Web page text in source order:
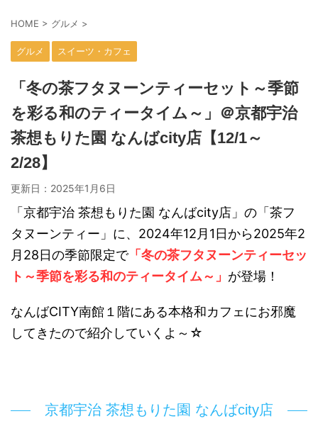
HOME > グルメ >
グルメ スイーツ・カフェ
「冬の茶フタヌーンティーセット～季節
を彩る和のティータイム～」＠京都宇治
茶想もりた園 なんばcity店【12/1～
2/28】
更新日： 2025年1月6日
「京都宇治 茶想もりた園 なんばcity店」の「茶フ
タヌーンティー」に、2024年12月1日から2025年2
月28日の季節限定で「冬の茶フタヌーンティーセッ
ト～季節を彩る和のティータイム～」 が登場！
なんばCITY南館１階にある本格和カフェにお邪魔
してきたので紹介していくよ～☆
京都宇治 茶想もりた園 なんばcity店